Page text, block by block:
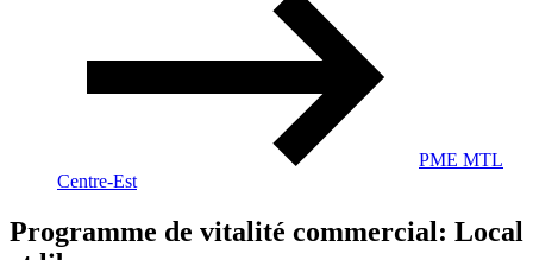
PME MTL
Centre-Est
Programme de vitalité commercial: Local